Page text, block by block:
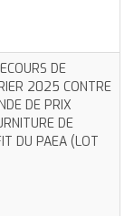
DE
2025 CONTRE
DE PRIX
DE
DU PAEA (LOT